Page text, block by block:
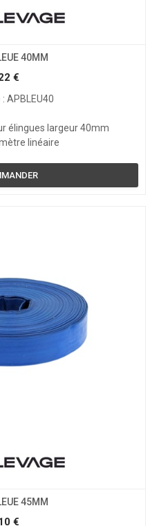
40MM
€
APBLEU40
élingues largeur 40mm
linéaire
45MM
€